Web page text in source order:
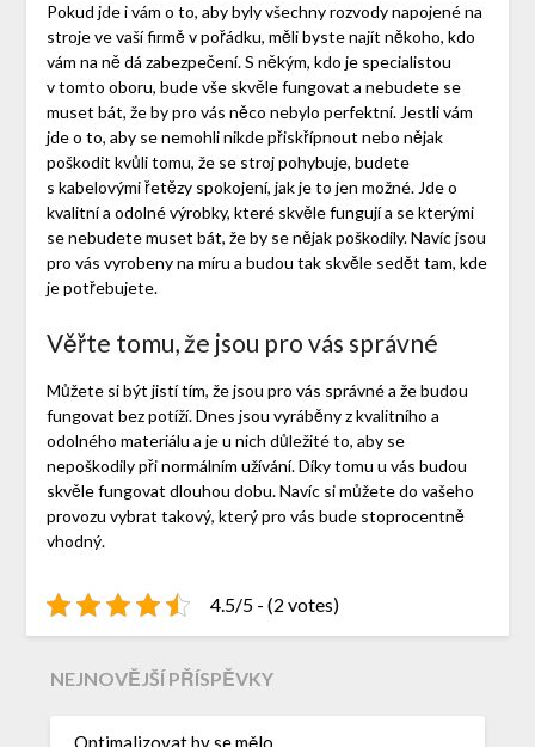
Pokud jde i vám o to, aby byly všechny rozvody napojené na
stroje ve vaší firmě v pořádku, měli byste najít někoho, kdo
vám na ně dá zabezpečení. S někým, kdo je specialistou
v tomto oboru, bude vše skvěle fungovat a nebudete se
muset bát, že by pro vás něco nebylo perfektní. Jestli vám
jde o to, aby se nemohli nikde přiskřípnout nebo nějak
poškodit kvůli tomu, že se stroj pohybuje, budete
s kabelovými řetězyspokojení, jak je to jen možné. Jde o
kvalitní a odolné výrobky, které skvěle fungují a se kterými
se nebudete muset bát, že by se nějak poškodily. Navíc jsou
pro vás vyrobeny na míru a budou tak skvěle sedět tam, kde
je potřebujete.
Věřte tomu, že jsou pro vás správné
Můžete si být jistí tím, že jsou pro vás správné a že budou
fungovat bez potíží. Dnes jsou vyráběny z kvalitního a
odolného materiálu a je u nich důležité to, aby se
nepoškodily při normálním užívání. Díky tomu u vás budou
skvěle fungovat dlouhou dobu. Navíc si můžete do vašeho
provozu vybrat takový, který pro vás bude stoprocentně
vhodný.
4.5/5 - (2 votes)
NEJNOVĚJŠÍ PŘÍSPĚVKY
Optimalizovat by se mělo